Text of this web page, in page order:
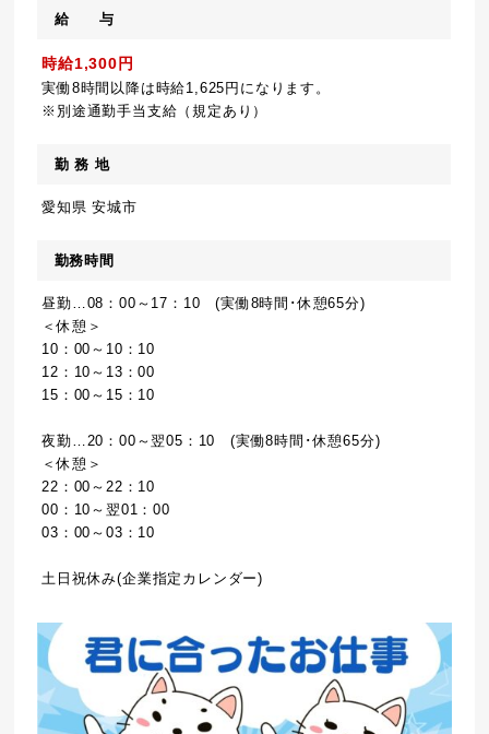
給 与
時給1,300円
実働8時間以降は時給1,625円になります。
※別途通勤手当支給（規定あり）
勤 務 地
愛知県 安城市
勤務時間
昼勤…08：00～17：10 (実働8時間･休憩65分)
＜休憩＞
10：00～10：10
12：10～13：00
15：00～15：10
夜勤…20：00～翌05：10 (実働8時間･休憩65分)
＜休憩＞
22：00～22：10
00：10～翌01：00
03：00～03：10
土日祝休み(企業指定カレンダー)